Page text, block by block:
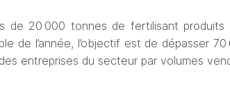
de 20 000 tonnes de fertilisant produits
de l’année, l’objectif est de dépasser 70
entreprises du secteur par volumes